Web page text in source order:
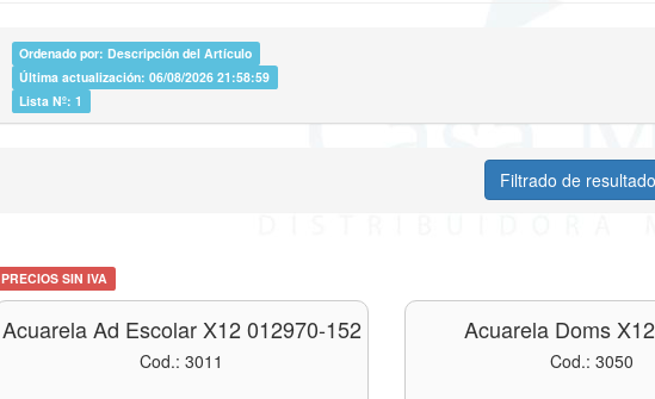
Ordenado por: Descripción del Artículo
Última actualización: 06/08/2026 21:58:59
Lista Nº: 1
Filtrado de
PRECIOS SIN IVA
Acuarela Ad Escolar X12 012970-152
Cod.: 3011
Acuarela Doms
Cod.: 3050